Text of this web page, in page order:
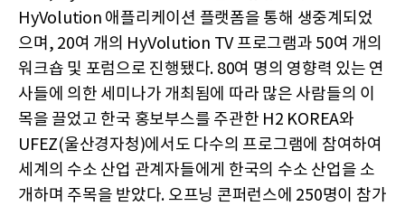
HyVolution 애플리케이션 플랫폼을 통해 생중계되었
으며, 20여 개의 HyVolution TV 프로그램과 50여 개의
워크숍 및 포럼으로 진행됐다. 80여 명의 영향력 있는 연
사들에 의한 세미나가 개최됨에 따라 많은 사람들의 이
목을 끌었고 한국 홍보부스를 주관한 H2 KOREA와
UFEZ(울산경자청)에서도 다수의 프로그램에 참여하여
세계의 수소 산업 관계자들에게 한국의 수소 산업을 소
개하며 주목을 받았다. 오프닝 콘퍼런스에 250명이 참가